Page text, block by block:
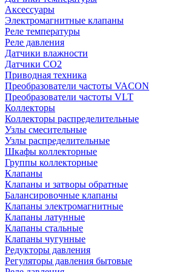
Аксессуары
Электромагнитные клапаны
Реле температуры
Реле давления
Датчики влажности
Датчики CO2
Приводная техника
Преобразователи частоты VACON
Преобразователи частоты VLT
Коллекторы
Коллекторы распределительные
Узлы смесительные
Узлы распределительные
Шкафы коллекторные
Группы коллекторные
Клапаны
Клапаны и затворы обратные
Балансировочные клапаны
Клапаны электромагнитные
Клапаны латунные
Клапаны стальные
Клапаны чугунные
Редукторы давления
Регуляторы давления бытовые